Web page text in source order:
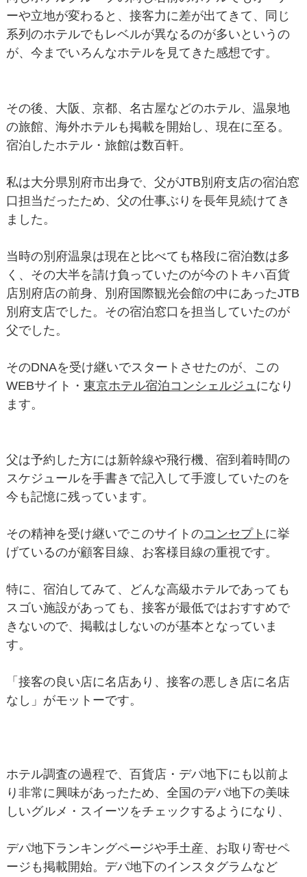
ーや立地が変わると、接客力に差が出てきて、同じ
系列のホテルでもレベルが異なるのが多いというの
が、今までいろんなホテルを見てきた感想です。
その後、大阪、京都、名古屋などのホテル、温泉地
の旅館、海外ホテルも掲載を開始し、現在に至る。
宿泊したホテル・旅館は数百軒。
私は大分県別府市出身で、父がJTB別府支店の宿泊窓
口担当だったため、父の仕事ぶりを長年見続けてき
ました。
当時の別府温泉は現在と比べても格段に宿泊数は多
く、その大半を請け負っていたのが今のトキハ百貨
店別府店の前身、別府国際観光会館の中にあったJTB
別府支店でした。その宿泊窓口を担当していたのが
父でした。
そのDNAを受け継いでスタートさせたのが、この
WEBサイト・ 東京ホテル宿泊コンシェルジュ になり
ます。
父は予約した方には新幹線や飛行機、宿到着時間の
スケジュールを手書きで記入して手渡していたのを
今も記憶に残っています。
その精神を受け継いでこのサイトのコンセプト に挙
げているのが顧客目線、お客様目線の重視です。
特に、宿泊してみて、どんな高級ホテルであっても
スゴい施設があっても、接客が最低ではおすすめで
きないので、掲載はしないのが基本となっていま
す。
「接客の良い店に名店あり、接客の悪しき店に名店
なし」がモットーです。
ホテル調査の過程で、百貨店・デパ地下にも以前よ
り非常に興味があったため、全国のデパ地下の美味
しいグルメ・スイーツをチェックするようになり、
デパ地下ランキングページや手土産、お取り寄せペ
ージも掲載開始。デパ地下のインスタグラムなど